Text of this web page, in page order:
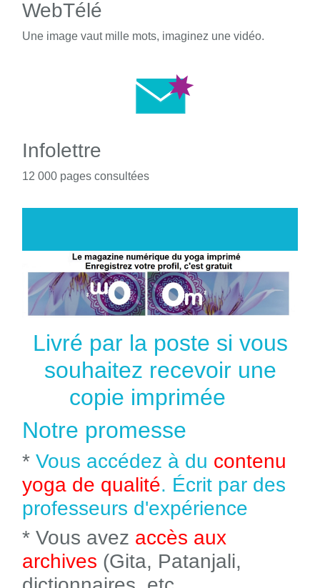
WebTélé
Une image vaut mille mots, imaginez une vidéo.
Infolettre
12 000 pages consultées
Livré par la poste si vous
souhaitez recevoir une
copie imprimée
Notre promesse
* Vous accédez à du contenu
yoga de qualité. Écrit par des
professeurs d'expérience
* Vous avez accès aux
archives (Gita, Patanjali,